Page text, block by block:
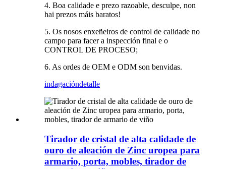
4. Boa calidade e prezo razoable, desculpe, non
hai prezos máis baratos!
5. Os nosos enxeñeiros de control de calidade no
campo para facer a inspección final e o
CONTROL DE PROCESO;
6. As ordes de OEM e ODM son benvidas.
indagacióndetalle
Tirador de cristal de alta calidade de
ouro de aleación de Zinc uropea para
armario, porta, mobles, tirador de